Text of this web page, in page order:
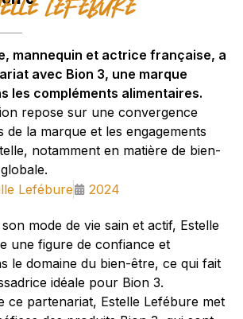
Lefébure
mannequin et actrice française, a
avec Bion 3, une marque
les compléments alimentaires.
repose sur une convergence
de la marque et les engagements
notamment en matière de bien-
Lefébure 2024
mode de vie sain et actif, Estelle
une figure de confiance et
le domaine du bien-être, ce qui fait
idéale pour Bion 3.
ce partenariat, Estelle Lefébure met